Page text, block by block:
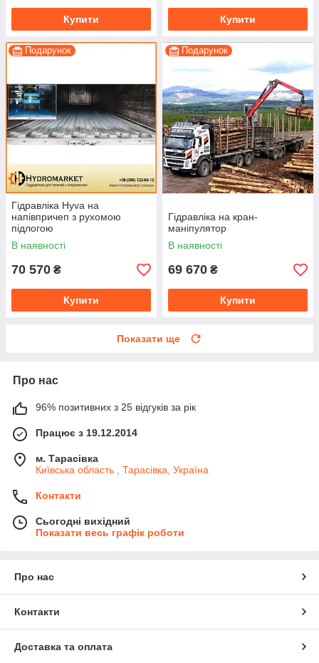
Купити Купити
Подарунок
Гідравліка Hyva на
напівпричеп з рухомою
підлогою
В наявності
70 570 ₴
Купити
Подарунок
Гідравліка на кран-
маніпулятор
В наявності
69 670 ₴
Купити
Показати ще
Про нас
96% позитивних з 25 відгуків за рік
Працює з 19.12.2014
м. Тарасівка
Київська область , Тарасівка, Україна
Контакти
Сьогодні вихідний
Показати весь графік роботи
Про нас
Контакти
Доставка та оплата